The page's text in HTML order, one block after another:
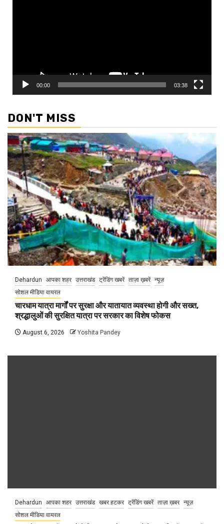
00:00 03:38
DON'T MISS
Dehardun आपका शहर उत्तराखंड ट्रेंडिंग खबरें ताज़ा ख़बरें न्यूज़
सोशल मीडिया वायरल
चारधाम यात्रा मार्गों पर सुरक्षा और यातायात व्यवस्था होगी और सख्त,
श्रद्धालुओं की सुरक्षित यात्रा पर सरकार का विशेष फोकस
August 6, 2026 Yoshita Pandey
Dehardun आपका शहर उत्तराखंड खबर हटकर ट्रेंडिंग खबरें ताज़ा ख़बर न्यूज़
सोशल मीडिया वायरल